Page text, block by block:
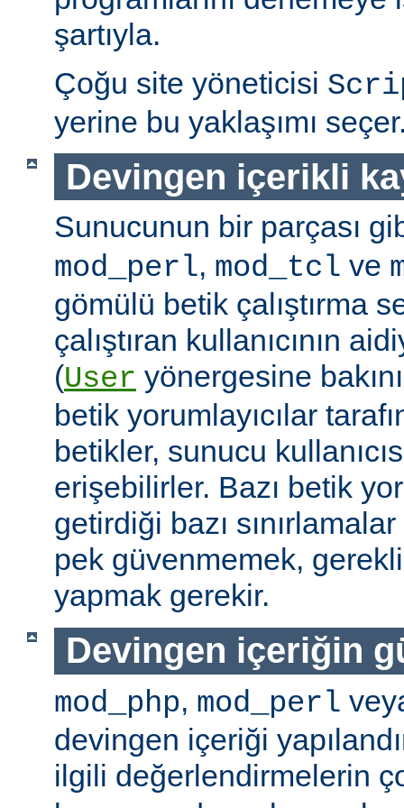
şartıyla.
Çoğu site yöneticisi
yerine bu yaklaşımı
Devingen içerikli
Sunucunun bir parçası
mod_perl, mod_tcl ve
gömülü betik çalıştırma
çalıştıran kullanıcının
(User yönergesine
betik yorumlayıcılar
betikler, sunucu
erişebilirler. Bazı betik
getirdiği bazı
pek güvenmemek,
yapmak gerekir.
Devingen içeriğin
mod_php, mod_perl
devingen içeriği
ilgili değerlendirmelerin